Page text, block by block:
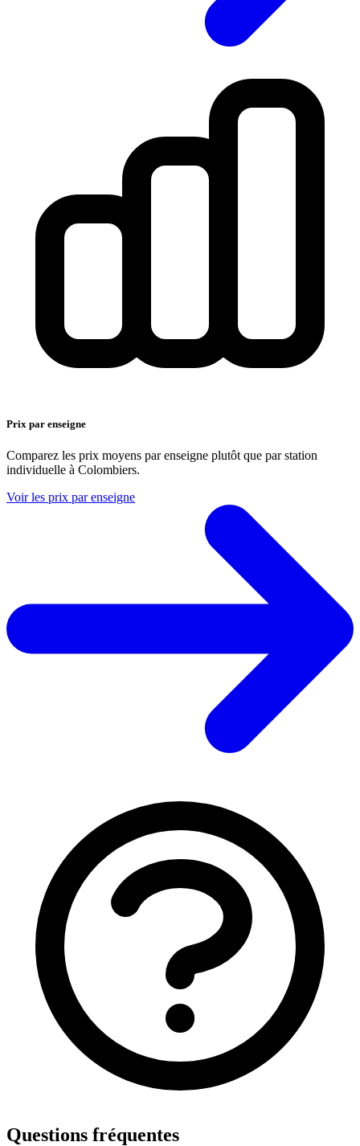
Prix par enseigne
Comparez les prix moyens par enseigne plutôt que par station
individuelle à Colombiers.
Voir les prix par enseigne
Questions fréquentes